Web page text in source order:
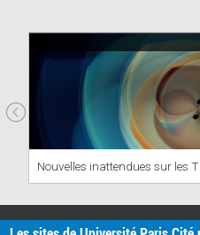
Nouvelles inattendues sur les
PRATIQUE